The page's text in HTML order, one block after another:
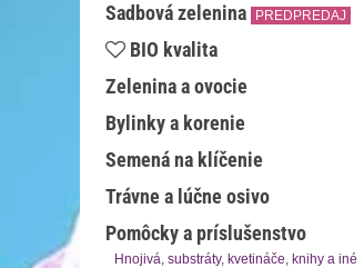
Sadbová zelenina PREDPREDAJ
BIO kvalita
Zelenina a ovocie
Bylinky a korenie
Semená na klíčenie
Trávne a lúčne osivo
Pomôcky a príslušenstvo
Hnojivá, substráty, kvetináče, knihy a iné